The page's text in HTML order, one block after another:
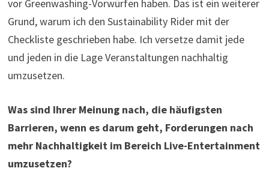
vor Greenwashing-Vorwürfen haben. Das ist ein weiterer
Grund, warum ich den Sustainability Rider mit der
Checkliste geschrieben habe. Ich versetze damit jede
und jeden in die Lage Veranstaltungen nachhaltig
umzusetzen.
Was sind Ihrer Meinung nach, die häufigsten
Barrieren, wenn es darum geht, Forderungen nach
mehr Nachhaltigkeit im Bereich Live-Entertainment
umzusetzen?